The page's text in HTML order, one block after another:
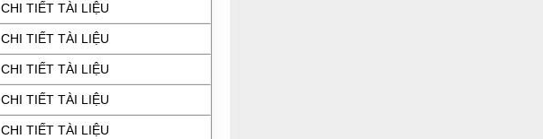
CHI TIẾT TÀI LIỆU
CHI TIẾT TÀI LIỆU
CHI TIẾT TÀI LIỆU
CHI TIẾT TÀI LIỆU
CHI TIẾT TÀI LIỆU